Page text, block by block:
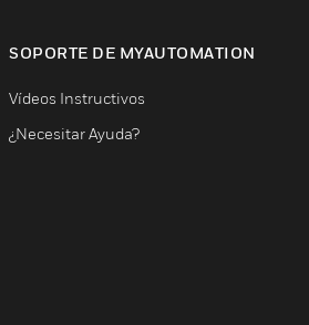
SOPORTE DE MYAUTOMATION
Vídeos Instructivos
¿Necesitar Ayuda?